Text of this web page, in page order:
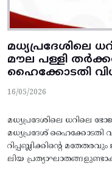
മധ്യപ്രദേശിലെ
മൗല പള്ളി
ഹൈക്കോടതി
16/05/2026
മധ്യപ്രദേശിലെ ധറിലെ
മധ്യപ്രദേശ് ഹൈക്കോടതി
റിപ്പബ്ലിക്കിന്റെ
ലിയ